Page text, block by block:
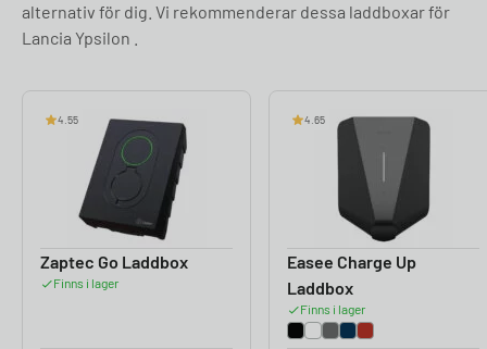
alternativ för dig. Vi rekommenderar dessa laddboxar för
Lancia Ypsilon .
4.55
Zaptec Go Laddbox
Finns i lager
4.65
Easee Charge Up
Laddbox
Finns i lager